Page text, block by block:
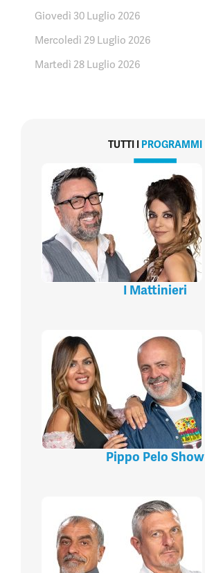
Giovedì 30 Luglio 2026
Mercoledì 29 Luglio 2026
Martedì 28 Luglio 2026
TUTTI I PROGRAMMI
I Mattinieri
Pippo Pelo Show